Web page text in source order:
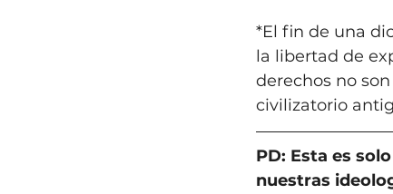
*El fin de una
la libertad de
derechos no
civilizatorio
PD: Esta es
nuestras